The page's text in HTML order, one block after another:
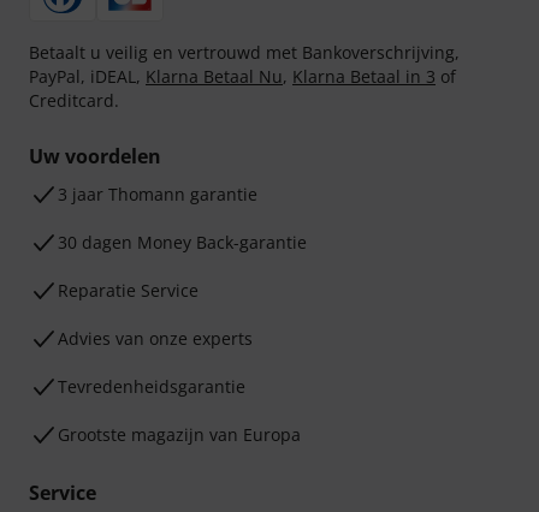
Betaalt u veilig en vertrouwd met Bankoverschrijving,
PayPal, iDEAL, Klarna Betaal Nu, Klarna Betaal in 3 of
Creditcard.
Uw voordelen
3 jaar Thomann garantie
30 dagen Money Back-garantie
Reparatie Service
Advies van onze experts
Tevredenheidsgarantie
Grootste magazijn van Europa
Service